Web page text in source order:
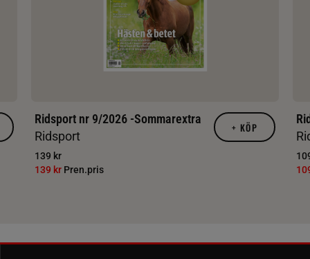
Ridsport nr 9/2026 -Sommarextra
Ridsport
139 kr
139 kr Pren.pris
+ KÖP